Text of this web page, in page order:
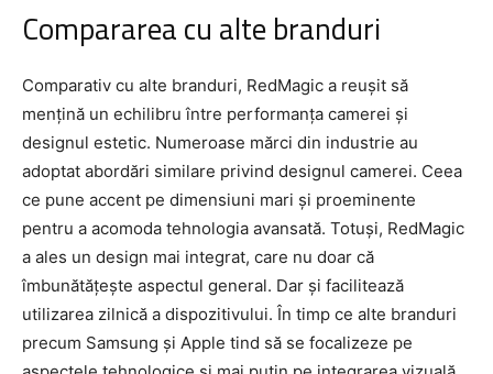
Compararea cu alte branduri
Comparativ cu alte branduri, RedMagic a reușit să
mențină un echilibru între performanța camerei și
designul estetic. Numeroase mărci din industrie au
adoptat abordări similare privind designul camerei. Ceea
ce pune accent pe dimensiuni mari și proeminente
pentru a acomoda tehnologia avansată. Totuși, RedMagic
a ales un design mai integrat, care nu doar că
îmbunătățește aspectul general. Dar și facilitează
utilizarea zilnică a dispozitivului. În timp ce alte branduri
precum Samsung și Apple tind să se focalizeze pe